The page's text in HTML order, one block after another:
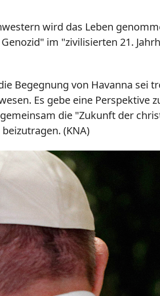
wird das Leben
im "zivilisierten 21.
Begegnung von Havanna sei
Es gebe eine Perspektive
die "Zukunft der
(KNA)